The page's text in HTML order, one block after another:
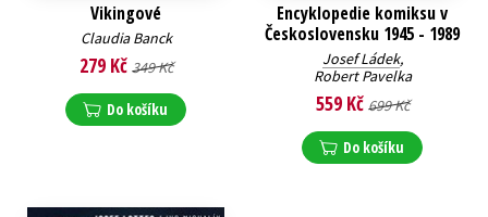
Vikingové
Claudia Banck
279 Kč 349 Kč
Do košíku
Encyklopedie komiksu v
Československu 1945 - 1989
Josef Ládek,
Robert Pavelka
559 Kč 699 Kč
Do košíku